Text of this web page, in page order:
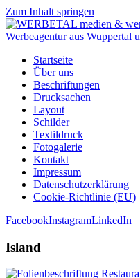
Zum Inhalt springen
Startseite
Über uns
Beschriftungen
Drucksachen
Layout
Schilder
Textildruck
Fotogalerie
Kontakt
Impressum
Datenschutzerklärung
Cookie-Richtlinie (EU)
FacebookInstagramLinkedIn
Island